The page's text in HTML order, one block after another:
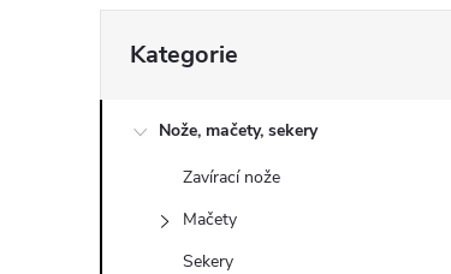
o
kategorie
Kategorie
Nože, mačety, sekery
Zavírací nože
Mačety
Sekery